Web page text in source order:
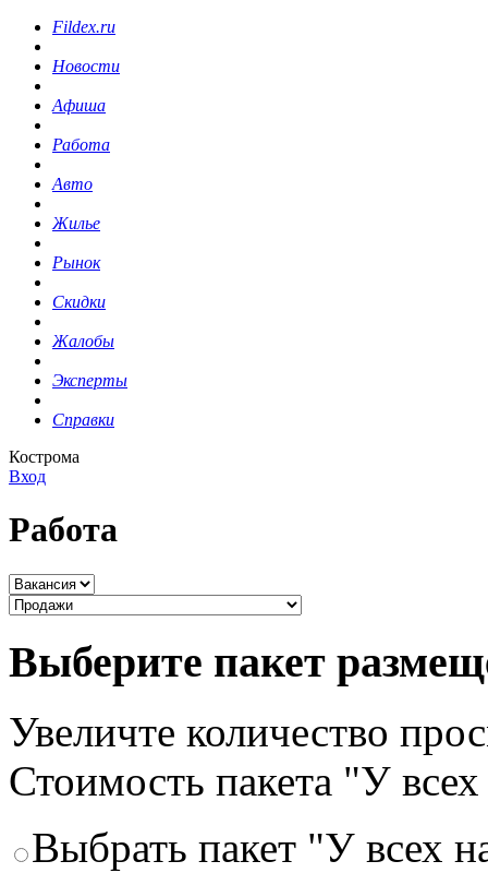
Fildex.ru
Новости
Афиша
Работа
Авто
Жилье
Рынок
Скидки
Жалобы
Эксперты
Справки
Кострома
Вход
Работа
Выберите пакет
Увеличте количество
Стоимость пакета "У
Выбрать пакет "У всех